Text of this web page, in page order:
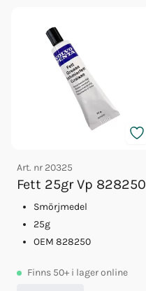
Art. nr 20325
Fett 25gr Vp 828250
Smörjmedel
25g
OEM 828250
Finns 50+ i lager online